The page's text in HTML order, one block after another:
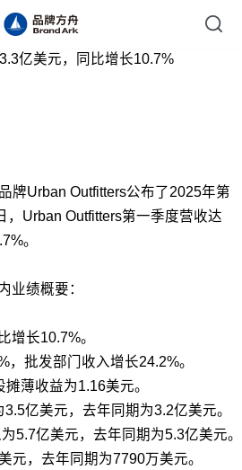
亿美元，同比增长10.7%
牌Urban Outfitters公布了2025年第
，Urban Outfitters第一季度营收达
。
业绩概要：
增长10.7%。
批发部门收入增长24.2%。
薄收益为1.16美元。
亿美元，去年同期为3.2亿美元。
5.7亿美元，去年同期为5.3亿美元。
，去年同期为7790万美元。